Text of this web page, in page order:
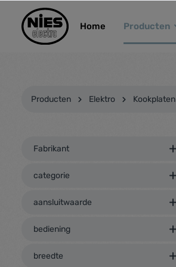
general.skipToNavigation
Home Producten
Producten Elektro Kookplaten
Fabrikant
categorie
aansluitwaarde
bediening
breedte